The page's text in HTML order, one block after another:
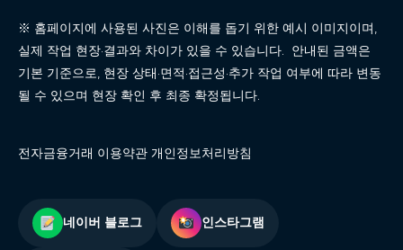
※ 홈페이지에 사용된 사진은 이해를 돕기 위한 예시 이미지이며,
실제 작업 현장·결과와 차이가 있을 수 있습니다. 안내된 금액은
기본 기준으로, 현장 상태·면적·접근성·추가 작업 여부에 따라 변동
될 수 있으며 현장 확인 후 최종 확정됩니다.
전자금융거래 이용약관 개인정보처리방침
네이버 블로그 인스타그램